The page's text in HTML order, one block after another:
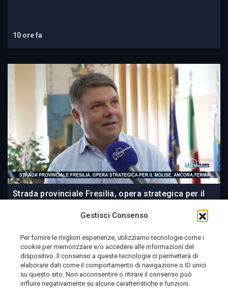
Gestisci Consenso
Per fornire le migliori esperienze, utilizziamo tecnologie come i
cookie per memorizzare e/o accedere alle informazioni del
dispositivo. Il consenso a queste tecnologie ci permetterà di
elaborare dati come il comportamento di navigazione o ID unici
su questo sito. Non acconsentire o ritirare il consenso può
influire negativamente su alcune caratteristiche e funzioni.
10 ore fa
Strada provinciale Fresilia, opera strategica per il
10 ore fa
Telemolise - reg. Tribunale di Campobasso n. 133 del